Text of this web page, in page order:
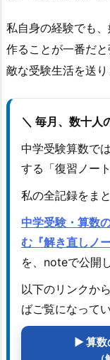
私自身の経験でも
作ることが一番だ
敵な受験生活を送り
＼ 毎月、数十人
中学受験算数で
する「復習ノー
私の全記録をま
中学受験・算数
む『解き直しノ
を、noteで公開
以下のリンクか
ばご覧になって
▶ 算数